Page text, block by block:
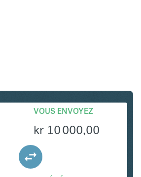
VOUS ENVOYEZ
kr 10 000,00